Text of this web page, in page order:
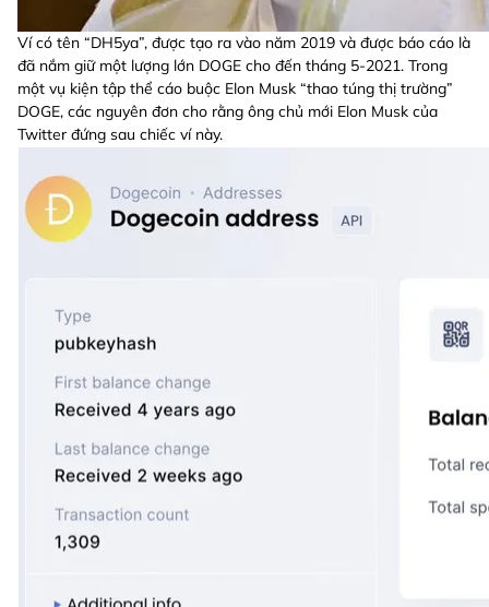
Ví có tên “DH5ya”, được tạo ra vào năm 2019 và được báo cáo là
đã nắm giữ một lượng lớn DOGE cho đến tháng 5-2021. Trong
một vụ kiện tập thể cáo buộc Elon Musk “thao túng thị trường”
DOGE, các nguyên đơn cho rằng ông chủ mới Elon Musk của
Twitter đứng sau chiếc ví này.